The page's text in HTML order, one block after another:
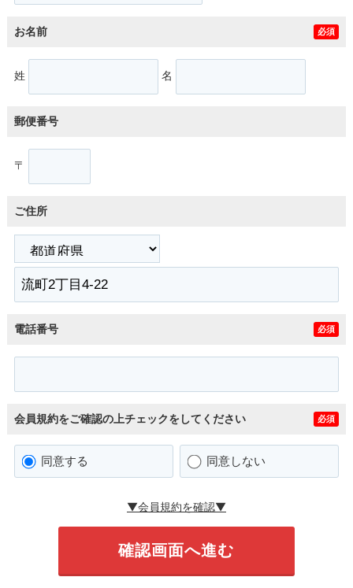
お名前 必須
姓 名
郵便番号
〒
ご住所
電話番号 必須
会員規約をご確認の上チェックをしてください 必須
同意する 同意しない
▼会員規約を確認▼